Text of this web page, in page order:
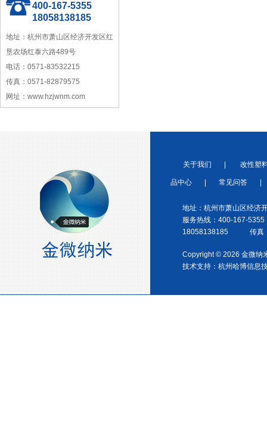
宁波塑料行业优秀供应商
400-167-5355
18058138185
地址：杭州市萧山区经济开发区红
垦农场红泰六路489号
电话：0571-83532215
传真：0571-82879575
网址：www.hzjwnm.com
关于我们 改性塑
品中心 常见问答
地址：杭州市萧山区经济
服务热线：400-167-5355
18058138185 传真：
Copyright © 2026 金微纳
技术支持： 杭州哈博信息